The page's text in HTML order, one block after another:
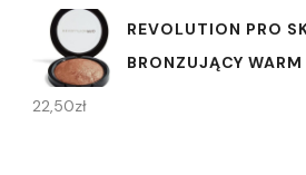
REVOLUTION PRO
BRONZUJĄCY
22,50zł